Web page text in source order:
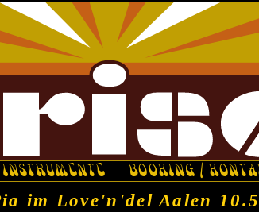
INSTRUMENTE BOOKING /
im Love'n'del Aalen